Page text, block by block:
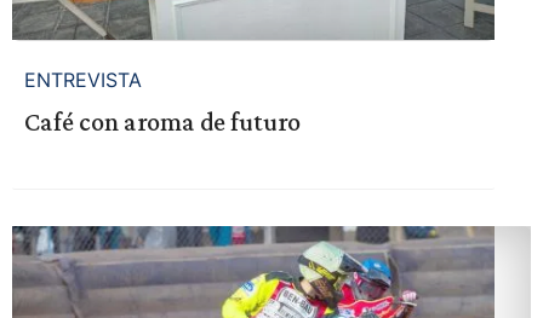
ENTREVISTA
Café con aroma de futuro